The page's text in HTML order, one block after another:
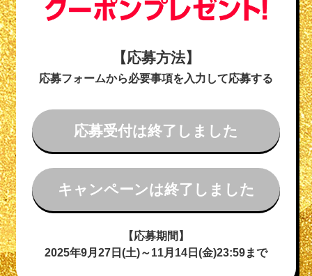
【応募方法】
応募フォームから必要事項を入力して応募する
応募受付は終了しました
キャンペーンは終了しました
【応募期間】
2025年9月27日(土)～11月14日(金)23:59まで